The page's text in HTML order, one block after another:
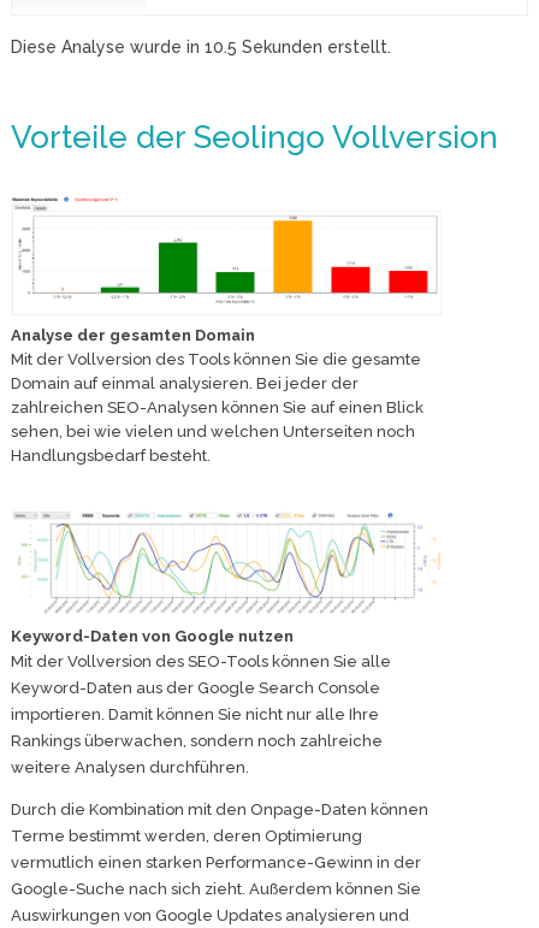
Diese Analyse wurde in 10.5 Sekunden erstellt.
Vorteile der Seolingo Vollversion
Analyse der gesamten Domain
Mit der Vollversion des Tools können Sie die gesamte
Domain auf einmal analysieren. Bei jeder der
zahlreichen SEO-Analysen können Sie auf einen Blick
sehen, bei wie vielen und welchen Unterseiten noch
Handlungsbedarf besteht.
Keyword-Daten von Google nutzen
Mit der Vollversion des SEO-Tools können Sie alle
Keyword-Daten aus der Google Search Console
importieren. Damit können Sie nicht nur alle Ihre
Rankings überwachen, sondern noch zahlreiche
weitere Analysen durchführen.
Durch die Kombination mit den Onpage-Daten können
Terme bestimmt werden, deren Optimierung
vermutlich einen starken Performance-Gewinn in der
Google-Suche nach sich zieht. Außerdem können Sie
Auswirkungen von Google Updates analysieren und